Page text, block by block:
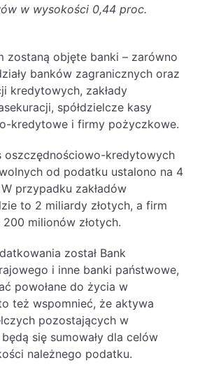
w wysokości 0,44 proc.
zostaną objęte banki – zarówno
banków zagranicznych oraz
kredytowych, zakłady
spółdzielcze kasy
kredytowe i firmy pożyczkowe.
oszczędnościowo-kredytowych
od podatku ustalono na 4
przypadku zakładów
to 2 miliardy złotych, a firm
milionów złotych.
został Bank
i inne banki państwowe,
powołane do życia w
też wspomnieć, że aktywa
pozostających w
się sumowały dla celów
należnego podatku.